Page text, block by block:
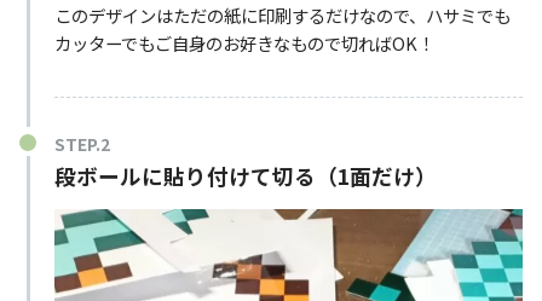
このデザインはただの紙に印刷するだけなので、ハサミでも
カッターでもご自身のお好きなもので切ればOK！
段ボールに貼り付けて切る（1面だけ）